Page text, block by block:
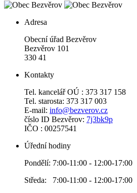
Adresa
Obecní úřad Bezvěrov
Bezvěrov 101
330 41
Kontakty
Tel. kancelář OÚ : 373 317 158
Tel. starosta: 373 317 003
E-mail: info@bezverov.cz
číslo ID Bezvěrov: 7j3bk9p
IČO : 00257541
Úřední hodiny
Pondělí: 7:00-11:00 - 12:00-17:00
Středa: 7:00-11:00 - 12:00-17:00